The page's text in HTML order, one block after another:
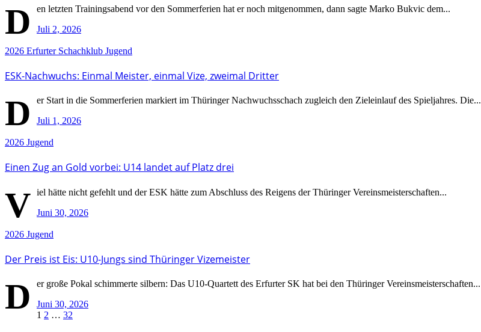
D
en letzten Trainingsabend vor den Sommerferien hat er noch mitgenommen, dann sagte Marko Bukvic dem...
Juli 2, 2026
2026 Erfurter Schachklub Jugend
ESK-Nachwuchs: Einmal Meister, einmal Vize, zweimal Dritter
D
er Start in die Sommerferien markiert im Thüringer Nachwuchsschach zugleich den Zieleinlauf des Spieljahres. Die...
Juli 1, 2026
2026 Jugend
Einen Zug an Gold vorbei: U14 landet auf Platz drei
V iel hätte nicht gefehlt und der ESK hätte zum Abschluss des Reigens der Thüringer Vereinsmeisterschaften...
Juni 30, 2026
2026 Jugend
Der Preis ist Eis: U10-Jungs sind Thüringer Vizemeister
D
er große Pokal schimmerte silbern: Das U10-Quartett des Erfurter SK hat bei den Thüringer Vereinsmeisterschaften...
Juni 30, 2026
Seitennummerierung
1 2 … 32